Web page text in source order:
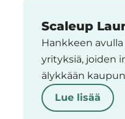
Scaleup
Hankkeen
yrityksiä, joiden
älykkään
Lue lisää